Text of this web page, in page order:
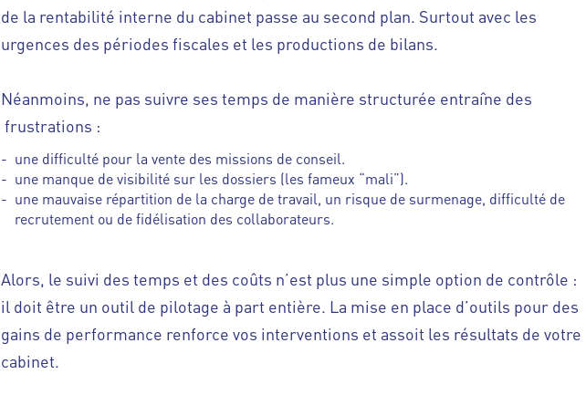
de la rentabilité interne du cabinet passe au second plan. Surtout avec les
urgences des périodes fiscales et les productions de bilans.
Néanmoins, ne pas suivre ses temps de manière structurée entraîne des
frustrations :
une difficulté pour la vente des missions de conseil.
une manque de visibilité sur les dossiers (les fameux “mali”).
une mauvaise répartition de la charge de travail, un risque de surmenage, difficulté de
recrutement ou de fidélisation des collaborateurs.
Alors, le suivi des temps et des coûts n’est plus une simple option de contrôle :
il doit être un outil de pilotage à part entière. La mise en place d’outils pour des
gains de performance renforce vos interventions et assoit les résultats de votre
cabinet.